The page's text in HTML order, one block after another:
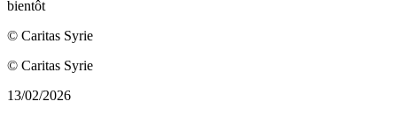
© Caritas Syrie
© Caritas Syrie
13/02/2026